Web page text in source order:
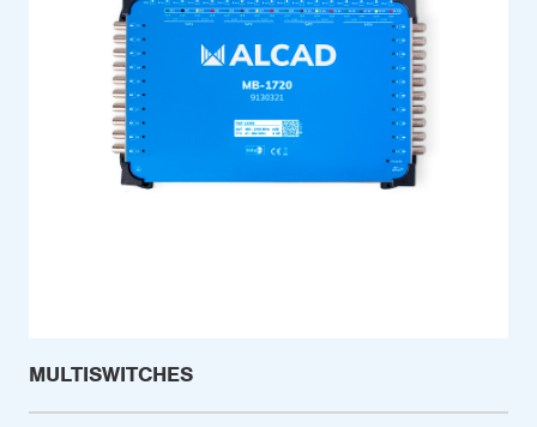
MULTISWITCHES